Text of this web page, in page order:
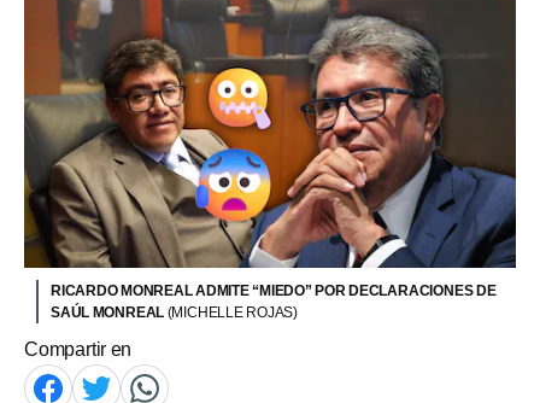
RICARDO MONREAL ADMITE “MIEDO” POR DECLARACIONES DE
SAÚL MONREAL (MICHELLE ROJAS)
Compartir en